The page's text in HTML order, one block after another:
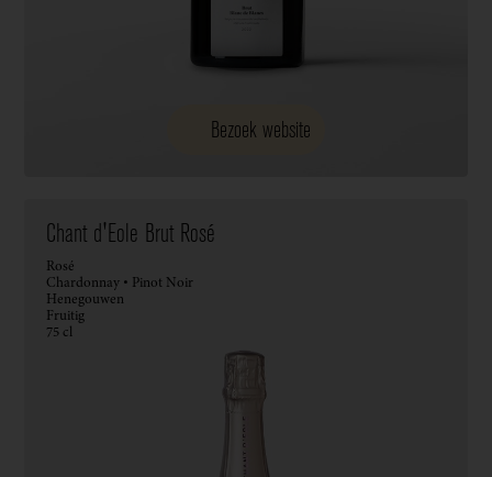
Bezoek website
Chant d'Eole Brut Rosé
Rosé
Chardonnay • Pinot Noir
Henegouwen
Fruitig
75 cl